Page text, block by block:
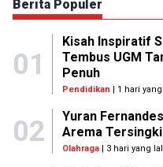
Berita Populer
01
Kisah Inspiratif
Tembus UGM
Penuh
Pendidikan | 1 hari
02
Yuran
Arema
Olahraga| 3 hari yang